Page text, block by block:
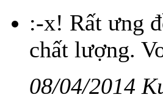
:-x! Rất ưng
chất lượng.
08/04/2014